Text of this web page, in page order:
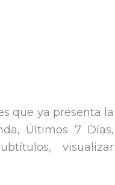
que ya presenta la
Últimos 7 Días,
visualizar